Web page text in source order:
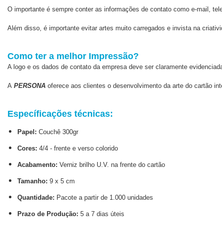
O importante é sempre conter as informações de contato como e-mail,
Além disso, é importante evitar artes muito carregados e invista na
Como ter a melhor Impressão?
A logo e os dados de contato da empresa deve ser claramente
A PERSONA oferece aos clientes o desenvolvimento da arte do cartão
Específicações técnicas:
Papel: Couchê 300gr
Cores: 4/4 - frente e verso colorido
Acabamento: Verniz brilho U.V. na frente do cartão
Tamanho: 9 x 5 cm
Quantidade: Pacote a partir de 1.000 unidades
Prazo de Produção: 5 a 7 dias úteis